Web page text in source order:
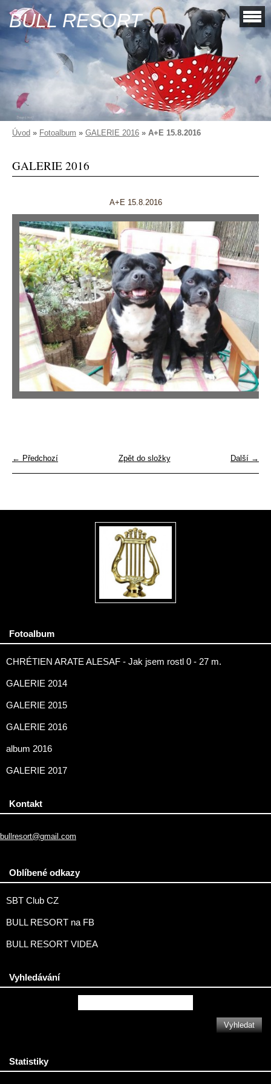
BULL RESORT
Úvod » Fotoalbum » GALERIE 2016 » A+E 15.8.2016
GALERIE 2016
A+E 15.8.2016
← Předchozí Další →
Zpět do složky
Fotoalbum
CHRÉTIEN ARATE ALESAF - Jak jsem rostl 0 - 27 m.
GALERIE 2014
GALERIE 2015
GALERIE 2016
album 2016
GALERIE 2017
Kontakt
bullresort@gmail.com
Oblíbené odkazy
SBT Club CZ
BULL RESORT na FB
BULL RESORT VIDEA
Vyhledávání
Statistiky